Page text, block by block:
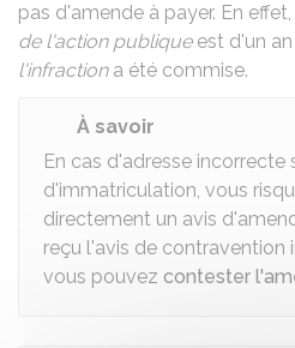
pas d'amende à payer. En effet,
de l'action publiqueest d'un an
l'infractiona été commise.
À savoir
En cas d'adresse incorrecte
d'immatriculation, vous
directement un avis
reçu l'avis de contravention
vous pouvez contester